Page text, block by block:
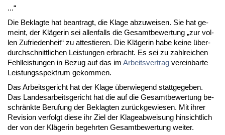
...“
Die Be­klag­te hat be­an­tragt, die Kla­ge ab­zu­wei­sen. Sie hat ge­
meint, der Kläge­rin sei al­len­falls die Ge­samt­be­wer­tung „zur vol­
len Zu­frie­den­heit“ zu at­tes­tie­ren. Die Kläge­rin ha­be kei­ne über­
durch­schnitt­li­chen Leis­tun­gen er­bracht. Es sei zu zahl­rei­chen
Fehl­leis­tun­gen in Be­zug auf das im Ar­beits­ver­trag ver­ein­bar­te
Leis­tungs­spek­trum ge­kom­men.
Das Ar­beits­ge­richt hat der Kla­ge über­wie­gend statt­ge­ge­ben.
Das Lan­des­ar­beits­ge­richt hat die auf die Ge­samt­be­wer­tung be­
schränk­te Be­ru­fung der Be­klag­ten zurück­ge­wie­sen. Mit ih­rer
Re­vi­si­on ver­folgt die­se ihr Ziel der Kla­ge­ab­wei­sung hin­sicht­lich
der von der Kläge­rin be­gehr­ten Ge­samt­be­wer­tung wei­ter.